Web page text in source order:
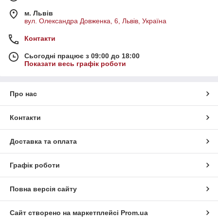
м. Львів
вул. Олександра Довженка, 6, Львів, Україна
Контакти
Сьогодні працює з 09:00 до 18:00
Показати весь графік роботи
Про нас
Контакти
Доставка та оплата
Графік роботи
Повна версія сайту
Сайт створено на маркетплейсі Prom.ua